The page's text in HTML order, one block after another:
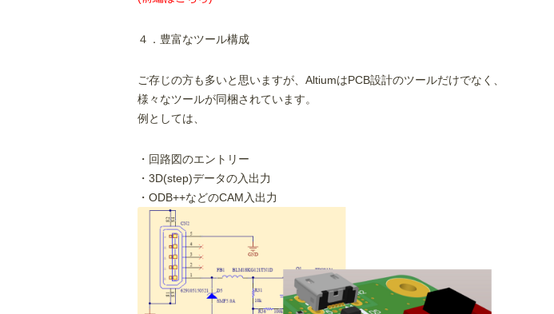
４．豊富なツール構成
ご存じの方も多いと思いますが、AltiumはPCB設計のツールだけでなく、
様々なツールが同梱されています。
例としては、
・回路図のエントリー
・3D(step)データの入出力
・ODB++などのCAM入出力